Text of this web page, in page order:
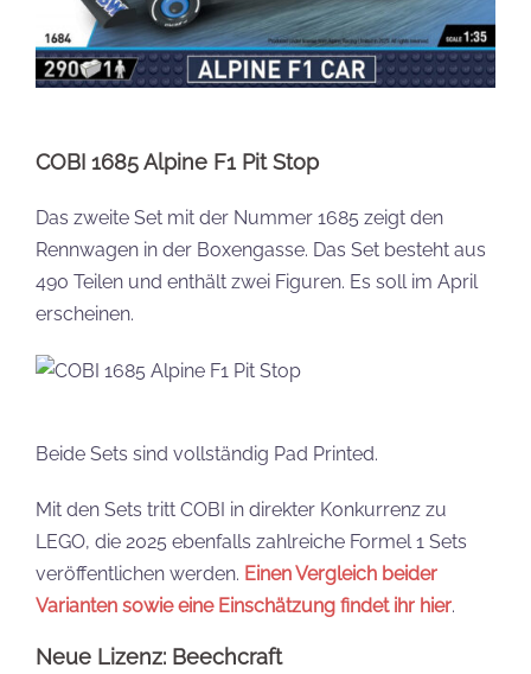
COBI 1685 Alpine F1 Pit Stop
Das zweite Set mit der Nummer 1685 zeigt den
Rennwagen in der Boxengasse. Das Set besteht aus
490 Teilen und enthält zwei Figuren. Es soll im April
erscheinen.
Beide Sets sind vollständig Pad Printed.
Mit den Sets tritt COBI in direkter Konkurrenz zu
LEGO, die 2025 ebenfalls zahlreiche Formel 1 Sets
veröffentlichen werden. Einen Vergleich beider
Varianten sowie eine Einschätzung findet ihr hier.
Neue Lizenz: Beechcraft